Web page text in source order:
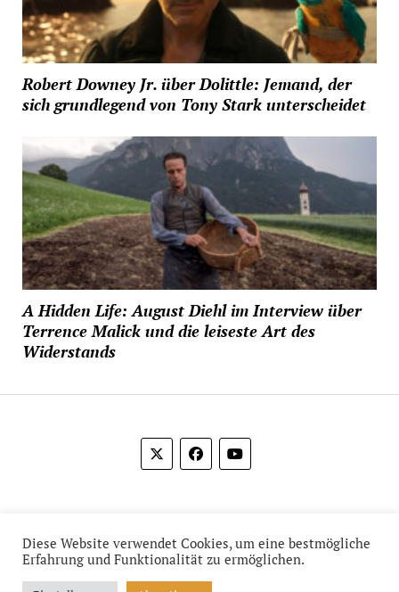
Robert Downey Jr. über Dolittle: Jemand, der
sich grundlegend von Tony Stark unterscheidet
A Hidden Life: August Diehl im Interview über
Terrence Malick und die leiseste Art des
Widerstands
Diese Website verwendet Cookies, um eine bestmögliche
Erfahrung und Funktionalität zu ermöglichen.